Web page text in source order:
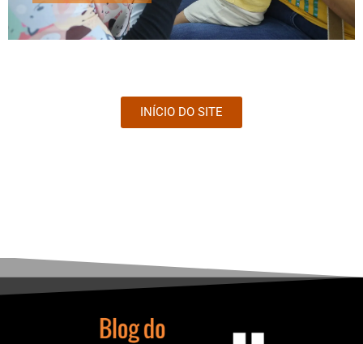
INÍCIO DO SITE